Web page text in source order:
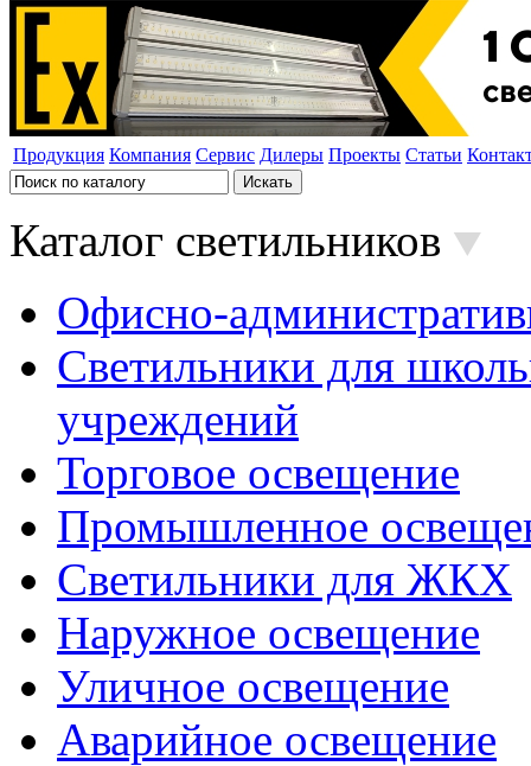
Продукция Компания Сервис Дилеры Проекты Статьи
Каталог светильников
Офисно-
Светильники для
учреждений
Торговое освещение
Промышленное
Светильники для ЖКХ
Наружное освещение
Уличное освещение
Аварийное освещение